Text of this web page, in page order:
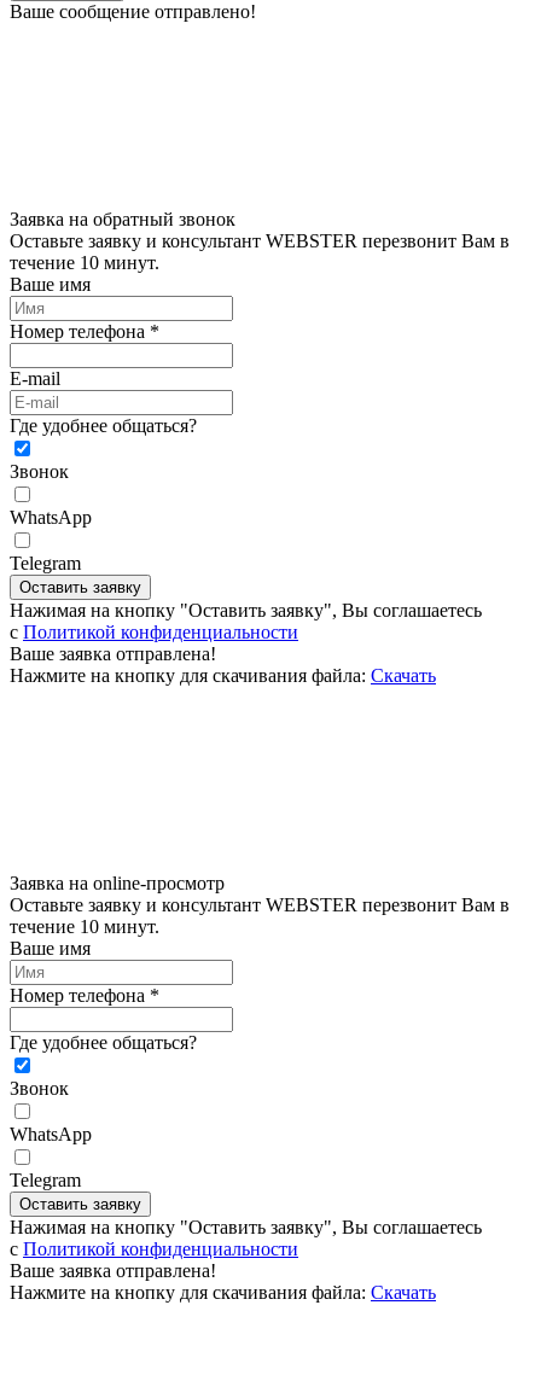
Ваше сообщение отправлено!
Заявка на обратный звонок
Оставьте заявку и консультант WEBSTER перезвонит Вам в
течение 10 минут.
Ваше имя
Номер телефона *
E-mail
Где удобнее общаться?
Звонок
WhatsApp
Telegram
Оставить заявку
Нажимая на кнопку "Оставить заявку", Вы соглашаетесь
c Политикой конфиденциальности
Ваше заявка отправлена!
Нажмите на кнопку для скачивания файла: Скачать
Заявка на online-просмотр
Оставьте заявку и консультант WEBSTER перезвонит Вам в
течение 10 минут.
Ваше имя
Номер телефона *
Где удобнее общаться?
Звонок
WhatsApp
Telegram
Оставить заявку
Нажимая на кнопку "Оставить заявку", Вы соглашаетесь
c Политикой конфиденциальности
Ваше заявка отправлена!
Нажмите на кнопку для скачивания файла: Скачать